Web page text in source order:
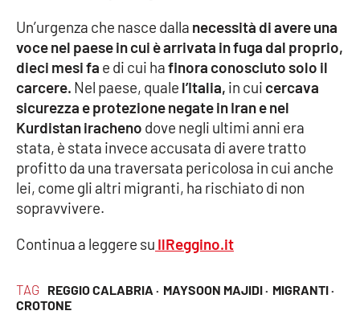
Lacitymag.it
Lacapitalenews.it
Ilreggino.it
Cosenzachannel.it
Ilvibonese.it
Catanzarochannel.it
APP
TAG REGGIO CALABRIA · MAYSOON MAJIDI · MIGRANTI ·
CROTONE
Un’urgenza che nasce dalla necessità di avere una
voce nel paese in cui è arrivata in fuga dal proprio,
dieci mesi fa e di cui hafinora conosciuto solo il
carcere. Nel paese, quale l’Italia, in cui cercava
sicurezza e protezione negate in Iran e nel
Kurdistan iracheno dove negli ultimi anni era
stata, è stata invece accusata di avere tratto
profitto da una traversata pericolosa in cui anche
lei, come gli altri migranti, ha rischiato di non
sopravvivere.
Continua a leggere su IlReggino.it